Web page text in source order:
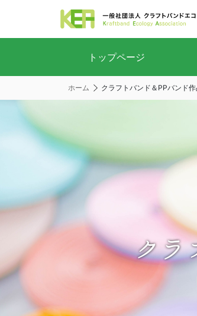
トップページ
ホーム クラフトバンド＆PPバンド
クラ